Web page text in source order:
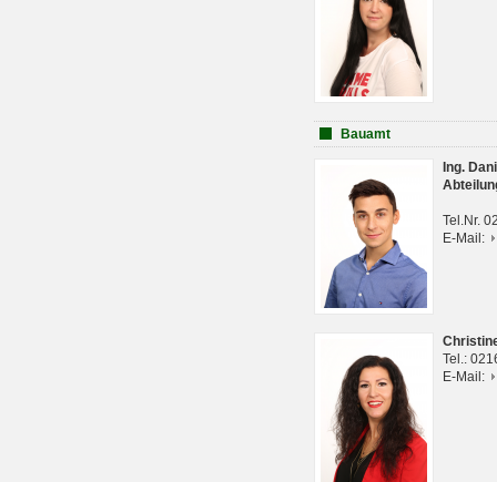
Bauamt
Ing.
Tel.Nr.
E-Mail:
Tel.:
E-Mail: